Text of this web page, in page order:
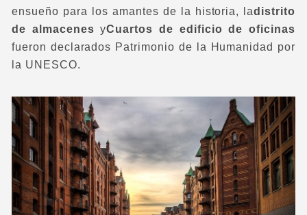
ensueño para los amantes de la historia, ladistrito
de almacenes yCuartos de edificio de oficinas
fueron declarados Patrimonio de la Humanidad por
la UNESCO.